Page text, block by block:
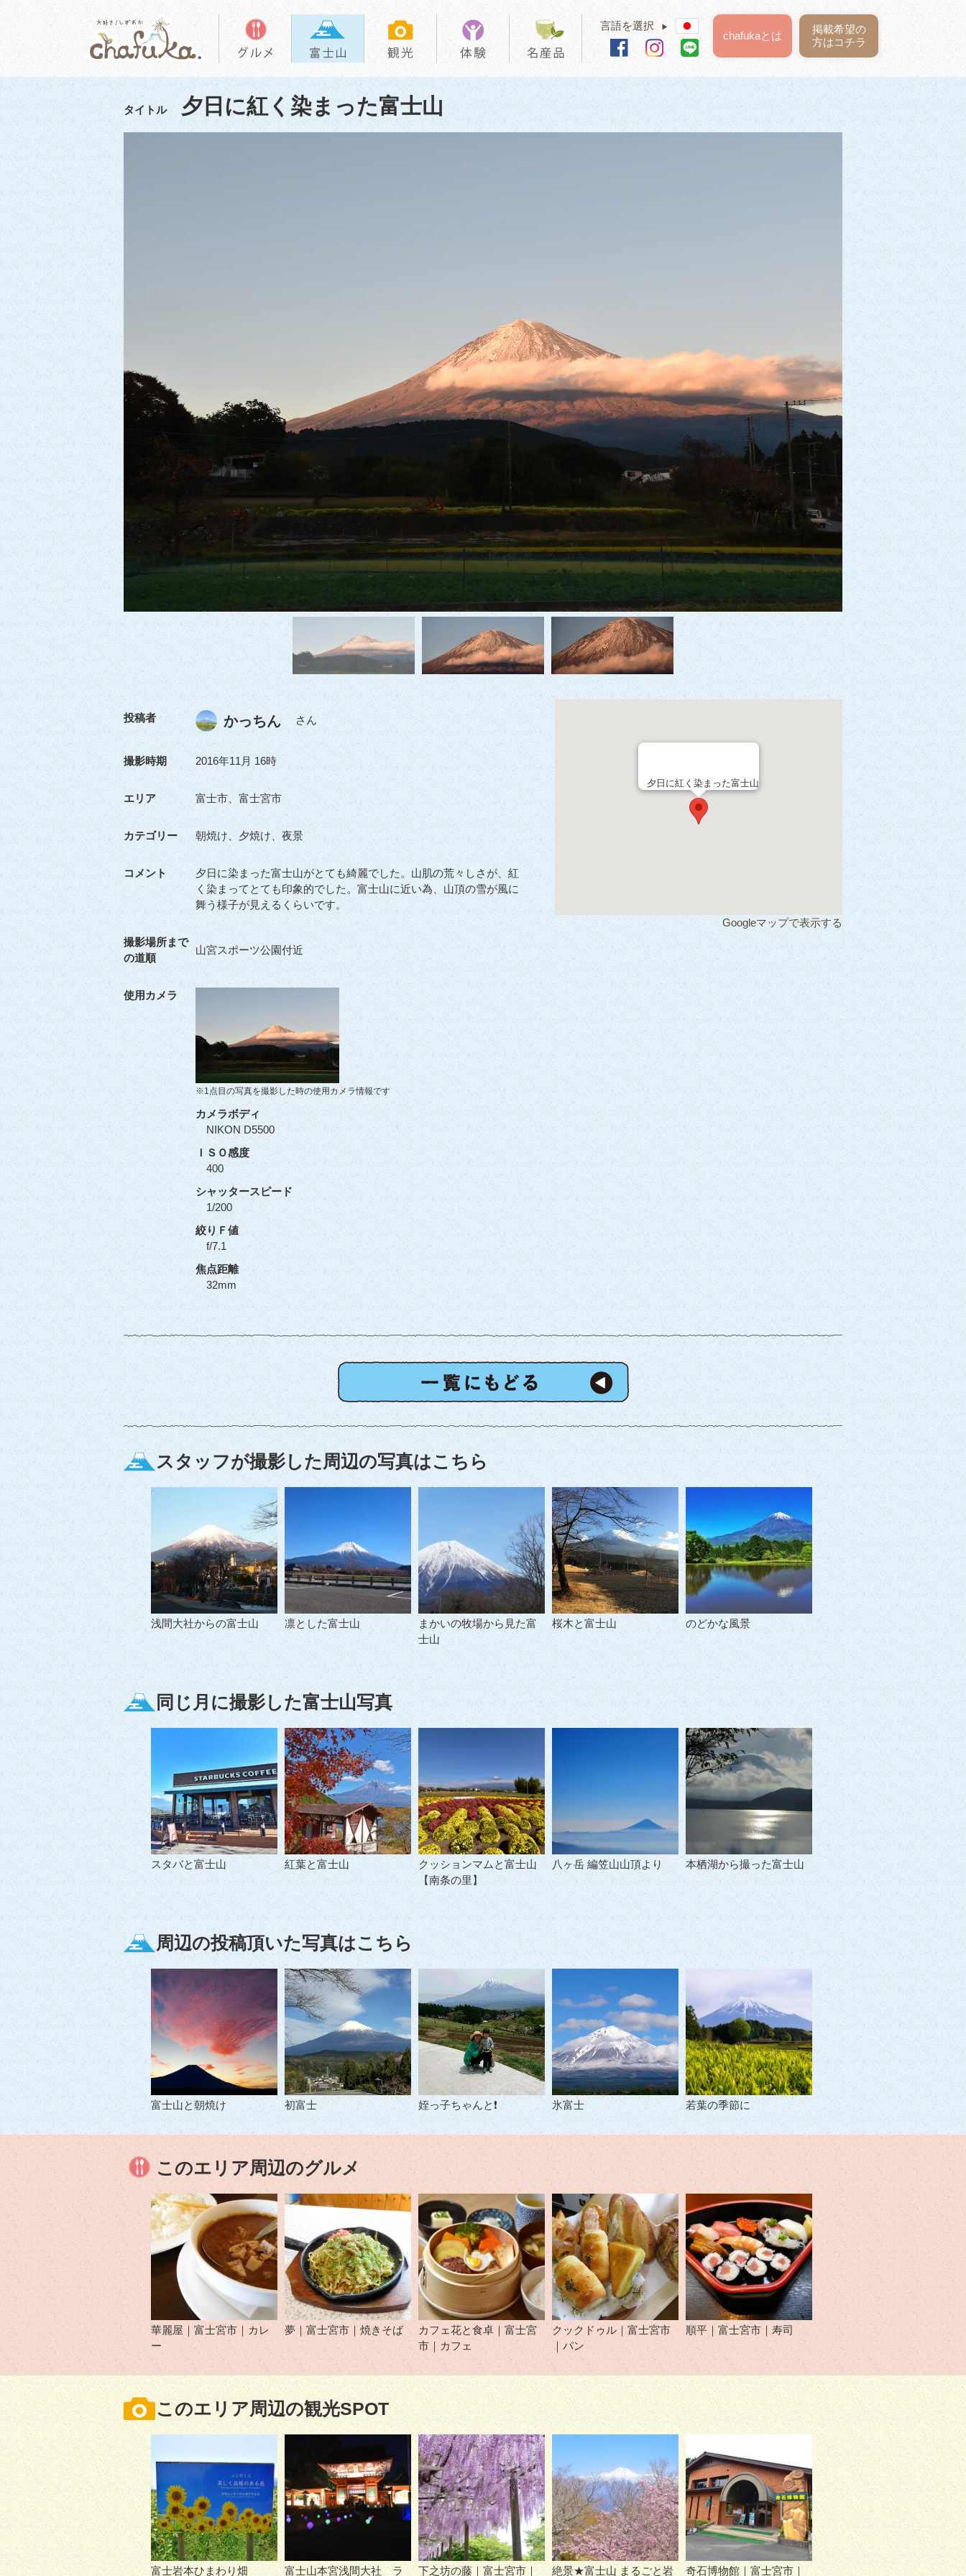
言語を選択 ▶
掲載希望の
方はコチラ
chafukaとは
タイトル 夕日に紅く染まった富士山
投稿者 かっちん さん
撮影時期 2016年11月 16時
エリア 富士市、富士宮市
カテゴリー 朝焼け、夕焼け、夜景
コメント
夕日に染まった富士山がとても綺麗でした。山肌の荒々しさが、紅
く染まってとても印象的でした。富士山に近い為、山頂の雪が風に
舞う様子が見えるくらいです。
撮影場所まで
の道順
山宮スポーツ公園付近
使用カメラ
※1点目の写真を撮影した時の使用カメラ情報です
カメラボディ
NIKON D5500
ＩＳＯ感度
400
シャッタースピード
1/200
絞りＦ値
f/7.1
焦点距離
32mm
夕日に紅く染まった富士山
Googleマップで表示する
スタッフが撮影した周辺の写真はこちら
浅間大社からの富士山 凛とした富士山
まかいの牧場から見た富
士山
桜木と富士山 のどかな風景
同じ月に撮影した富士山写真
スタバと富士山 紅葉と富士山
クッションマムと富士山
【南条の里】
八ヶ岳 編笠山山頂より 本栖湖から撮った富士山
周辺の投稿頂いた写真はこちら
富士山と朝焼け 初富士 姪っ子ちゃんと❗ 氷富士 若葉の季節に
このエリア周辺のグルメ
華麗屋｜富士宮市｜カレ
ー
夢｜富士宮市｜焼きそば
カフェ花と食卓｜富士宮
市｜カフェ
クックドゥル｜富士宮市
｜パン
順平｜富士宮市｜寿司
このエリア周辺の観光SPOT
富士岩本ひまわり畑 富士山本宮浅間大社 ラ 下之坊の藤｜富士宮市｜ 絶景★富士山 まるごと岩 奇石博物館｜富士宮市｜